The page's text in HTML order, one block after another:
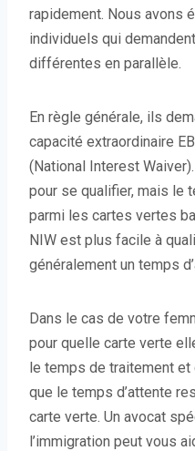
rapidement. Nous avons
individuels qui
différentes en parallèle.
En règle générale, ils
capacité extraordinaire
(National Interest
pour se qualifier, mais le
parmi les cartes vertes
NIW est plus facile à
généralement un temps
Dans le cas de votre
pour quelle carte verte
le temps de traitement
que le temps d’attente
carte verte. Un avocat
l’immigration peut vous